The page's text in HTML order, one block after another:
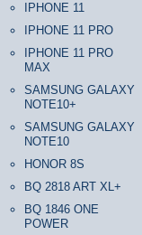
IPHONE 11
IPHONE 11 PRO
IPHONE 11 PRO
MAX
SAMSUNG GALAXY
NOTE10+
SAMSUNG GALAXY
NOTE10
HONOR 8S
BQ 2818 ART XL+
BQ 1846 ONE
POWER